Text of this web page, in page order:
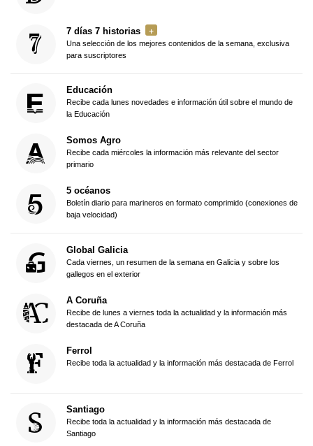
7 días 7 historias
Una selección de los mejores contenidos de la semana, exclusiva
para suscriptores
Educación
Recibe cada lunes novedades e información útil sobre el mundo de
la Educación
Somos Agro
Recibe cada miércoles la información más relevante del sector
primario
5 océanos
Boletín diario para marineros en formato comprimido (conexiones de
baja velocidad)
Global Galicia
Cada viernes, un resumen de la semana en Galicia y sobre los
gallegos en el exterior
A Coruña
Recibe de lunes a viernes toda la actualidad y la información más
destacada de A Coruña
Ferrol
Recibe toda la actualidad y la información más destacada de Ferrol
Santiago
Recibe toda la actualidad y la información más destacada de
Santiago